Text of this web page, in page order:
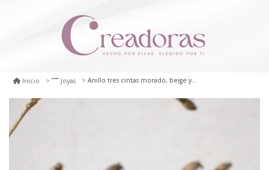
Inicio Joyas Anillo tres cintas morado, beige y turquesa